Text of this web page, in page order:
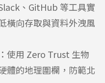
、GitHub 等工具實
橫向存取與資料外洩風
：使用 Zero Trust 生物
體的地理圍欄，防範北